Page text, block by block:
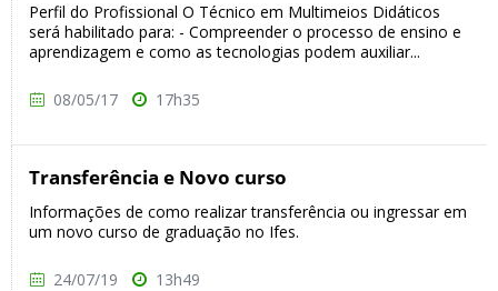
Perfil do Profissional O Técnico em Multimeios Didáticos
será habilitado para: - Compreender o processo de ensino e
aprendizagem e como as tecnologias podem auxiliar...
08/05/17 17h35
Transferência e Novo curso
Informações de como realizar transferência ou ingressar em
um novo curso de graduação no Ifes.
24/07/19 13h49